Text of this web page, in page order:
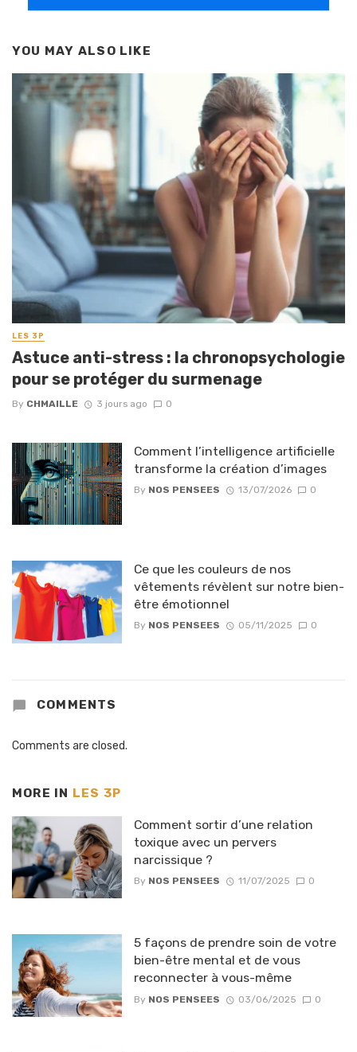
YOU MAY ALSO LIKE
LES 3P
Astuce anti-stress : la chronopsychologie
pour se protéger du surmenage
By CHMAILLE 3 jours ago 0
Comment l’intelligence artificielle
transforme la création d’images
By NOS PENSEES 13/07/2026 0
Ce que les couleurs de nos
vêtements révèlent sur notre bien-
être émotionnel
By NOS PENSEES 05/11/2025 0
COMMENTS
Comments are closed.
MORE IN LES 3P
Comment sortir d’une relation
toxique avec un pervers
narcissique ?
By NOS PENSEES 11/07/2025 0
5 façons de prendre soin de votre
bien-être mental et de vous
reconnecter à vous-même
By NOS PENSEES 03/06/2025 0